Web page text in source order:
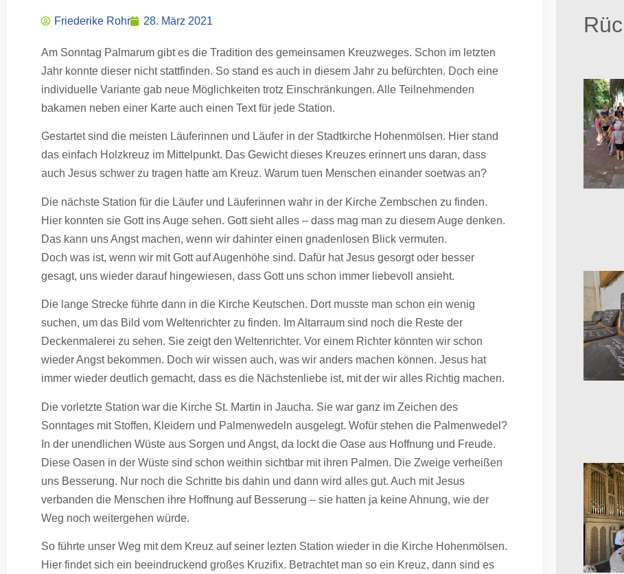
Friederike Rohr 28. März 2021
Am Sonntag Palmarum gibt es die Tradition des gemeinsamen Kreuzweges. Schon im letzten
Jahr konnte dieser nicht stattfinden. So stand es auch in diesem Jahr zu befürchten. Doch eine
individuelle Variante gab neue Möglichkeiten trotz Einschränkungen. Alle Teilnehmenden
bakamen neben einer Karte auch einen Text für jede Station.
Gestartet sind die meisten Läuferinnen und Läufer in der Stadtkirche Hohenmölsen. Hier stand
das einfach Holzkreuz im Mittelpunkt. Das Gewicht dieses Kreuzes erinnert uns daran, dass
auch Jesus schwer zu tragen hatte am Kreuz. Warum tuen Menschen einander soetwas an?
Die nächste Station für die Läufer und Läuferinnen wahr in der Kirche Zembschen zu finden.
Hier konnten sie Gott ins Auge sehen. Gott sieht alles – dass mag man zu diesem Auge denken.
Das kann uns Angst machen, wenn wir dahinter einen gnadenlosen Blick vermuten.
Doch was ist, wenn wir mit Gott auf Augenhöhe sind. Dafür hat Jesus gesorgt oder besser
gesagt, uns wieder darauf hingewiesen, dass Gott uns schon immer liebevoll ansieht.
Die lange Strecke führte dann in die Kirche Keutschen. Dort musste man schon ein wenig
suchen, um das Bild vom Weltenrichter zu finden. Im Altarraum sind noch die Reste der
Deckenmalerei zu sehen. Sie zeigt den Weltenrichter. Vor einem Richter könnten wir schon
wieder Angst bekommen. Doch wir wissen auch, was wir anders machen können. Jesus hat
immer wieder deutlich gemacht, dass es die Nächstenliebe ist, mit der wir alles Richtig machen.
Die vorletzte Station war die Kirche St. Martin in Jaucha. Sie war ganz im Zeichen des
Sonntages mit Stoffen, Kleidern und Palmenwedeln ausgelegt. Wofür stehen die Palmenwedel?
In der unendlichen Wüste aus Sorgen und Angst, da lockt die Oase aus Hoffnung und Freude.
Diese Oasen in der Wüste sind schon weithin sichtbar mit ihren Palmen. Die Zweige verheißen
uns Besserung. Nur noch die Schritte bis dahin und dann wird alles gut. Auch mit Jesus
verbanden die Menschen ihre Hoffnung auf Besserung – sie hatten ja keine Ahnung, wie der
Weg noch weitergehen würde.
So führte unser Weg mit dem Kreuz auf seiner lezten Station wieder in die Kirche Hohenmölsen.
Hier findet sich ein beeindruckend großes Kruzifix. Betrachtet man so ein Kreuz, dann sind es